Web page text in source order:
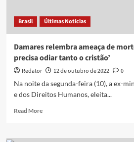
Brasil Últimas Notícias
Damares relembra ameaça de
precisa odiar tanto o cristão’
Redator 12 de outubro de 2022
0
Na noite da segunda-feira (10), a ex-
e dos Direitos Humanos, eleita...
Read MoreRead
Damares